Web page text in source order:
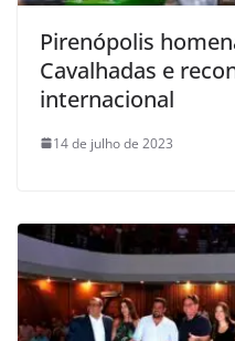
Pirenópolis
Cavalhadas e
internacional
14 de julho de 2023